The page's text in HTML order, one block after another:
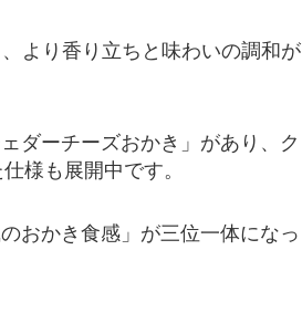
より香り立ちと味わいの調和が
ダーチーズおかき」があり、ク
様も展開中です。
おかき食感」が三位一体になっ